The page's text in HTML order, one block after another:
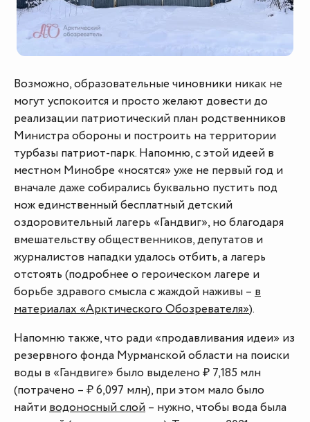
Возможно, образовательные чиновники никак не
могут успокоится и просто желают довести до
реализации патриотический план родственников
Министра обороны и построить на территории
турбазы патриот-парк. Напомню, с этой идеей в
местном Минобре «носятся» уже не первый год и
вначале даже собирались буквально пустить под
нож единственный бесплатный детский
оздоровительный лагерь «Гандвиг», но благодаря
вмешательству общественников, депутатов и
журналистов нападки удалось отбить, а лагерь
отстоять (подробнее о героическом лагере и
борьбе здравого смысла с жаждой наживы – в
материалах «Арктического Обозревателя»).
Напомню также, что ради «продавливания идеи» из
резервного фонда Мурманской области на поиски
воды в «Гандвиге» было выделено ₽ 7,185 млн
(потрачено – ₽ 6,097 млн), при этом мало было
найтиводоносный слой – нужно, чтобы вода была